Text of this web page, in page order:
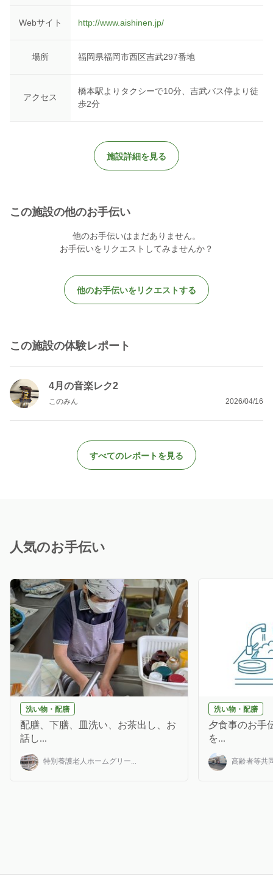
Webサイト http://www.aishinen.jp/
場所 福岡県福岡市西区吉武297番地
アクセス
橋本駅よりタクシーで10分、吉武バス停より徒
歩2分
施設詳細を見る
この施設の他のお手伝い
他のお手伝いはまだありません。
お手伝いをリクエストしてみませんか？
他のお手伝いをリクエストする
この施設の体験レポート
4月の音楽レク2
このみん 2026/04/16
すべてのレポートを見る
人気のお手伝い
洗い物・配膳
配膳、下膳、皿洗い、お茶出し、お
話し...
特別養護老人ホームグリー...
洗い物・配膳
夕食事のお手
を...
高齢者等共